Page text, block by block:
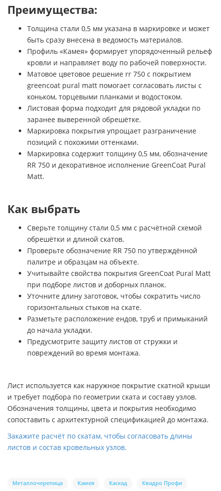
Преимущества:
Толщина стали 0,5 мм указана в маркировке и может
быть сразу внесена в ведомость материалов.
Профиль «Камея» формирует упорядоченный рельеф
кровли и направляет воду по рабочей поверхности.
Матовое цветовое решение rr 750 с покрытием
greencoat pural matt помогает согласовать листы с
коньком, торцевыми планками и водостоком.
Листовая форма подходит для рядовой укладки по
заранее выверенной обрешётке.
Маркировка покрытия упрощает разграничение
позиций с похожими оттенками.
Маркировка содержит толщину 0,5 мм, обозначение
RR 750 и декоративное исполнение GreenCoat Pural
Matt.
Как выбрать
Сверьте толщину стали 0,5 мм с расчётной схемой
обрешётки и длиной скатов.
Проверьте обозначение RR 750 по утверждённой
палитре и образцам на объекте.
Учитывайте свойства покрытия GreenCoat Pural Matt
при подборе листов и доборных планок.
Уточните длину заготовок, чтобы сократить число
горизонтальных стыков на скате.
Разметьте расположение ендов, труб и примыканий
до начала укладки.
Предусмотрите защиту листов от стружки и
повреждений во время монтажа.
Лист используется как наружное покрытие скатной крыши
и требует подбора по геометрии ската и составу узлов.
Обозначения толщины, цвета и покрытия необходимо
сопоставить с архитектурной спецификацией до монтажа.
Закажите расчёт по скатам, чтобы согласовать длины
листов и состав кровельных узлов.
Металлочерепица Камея Каскад Квадро Профи